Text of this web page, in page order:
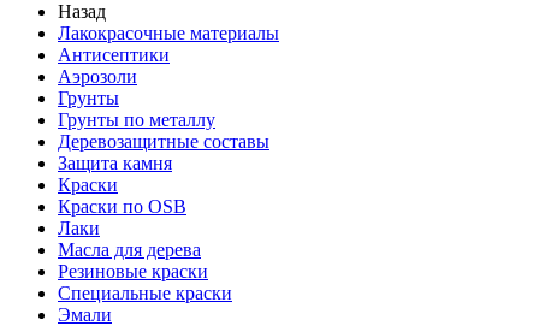
Назад
Лакокрасочные материалы
Антисептики
Аэрозоли
Грунты
Грунты по металлу
Деревозащитные составы
Защита камня
Краски
Краски по OSB
Лаки
Масла для дерева
Резиновые краски
Специальные краски
Эмали